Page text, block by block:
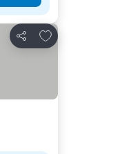
分享
加入我的最愛